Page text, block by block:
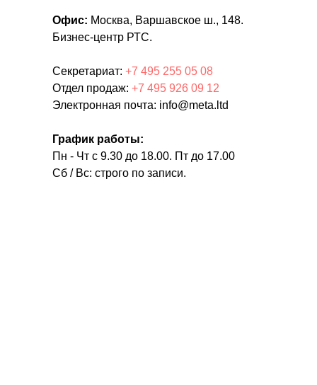
Офис: Москва, Варшавское ш., 148.
Бизнес-центр РТС.
Секретариат: +7 495 255 05 08
Отдел продаж: +7 495 926 09 12
Электронная почта: info@meta.ltd
График работы:
Пн - Чт с 9.30 до 18.00. Пт до 17.00
Сб / Вс: строго по записи.